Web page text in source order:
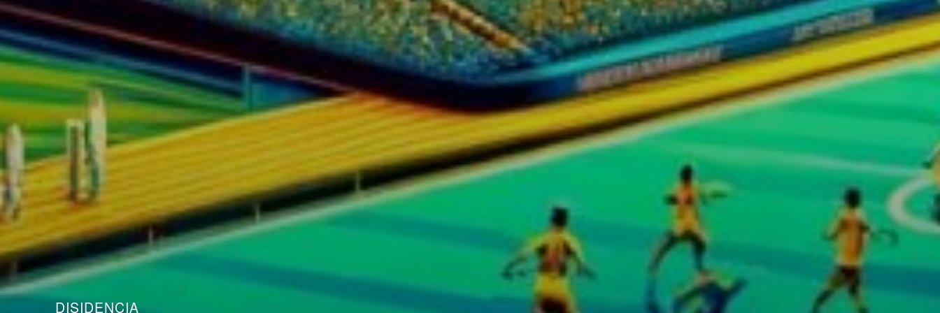
DISIDENCIA